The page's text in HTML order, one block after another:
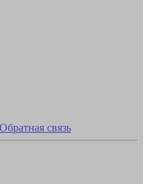
Обратная связь